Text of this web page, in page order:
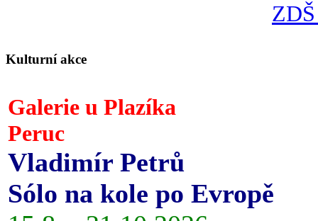
Kulturní akce
Galerie u Plazíka
Peruc
Vladimír Petrů
Sólo na kole po Evropě